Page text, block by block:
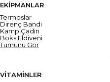
EKİPMANLAR
Termoslar
Direnç Bandı
Kamp Çadırı
Boks Eldiveni
Tümünü Gör
VİTAMİNLER